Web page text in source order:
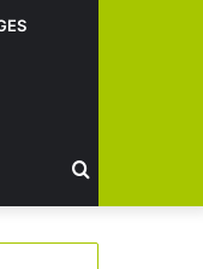
Buscar